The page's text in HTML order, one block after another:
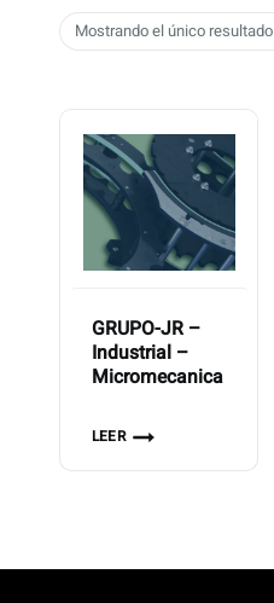
Mostrando el único resultado
GRUPO-JR –
Industrial –
Micromecanica
LEER